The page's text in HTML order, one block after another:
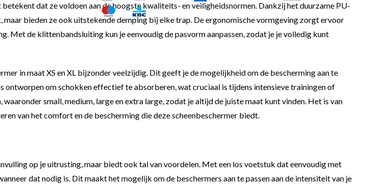
dat ze voldoen aan de hoogste kwaliteits- en veiligheidsnormen. Dankzij het duurzame PU-
bieden ze ook uitstekende demping bij elke trap. De ergonomische vormgeving zorgt ervoor
Met de klittenbandsluiting kun je eenvoudig de pasvorm aanpassen, zodat je je volledig kunt
in maat XS en XL bijzonder veelzijdig. Dit geeft je de mogelijkheid om de bescherming aan te
ontworpen om schokken effectief te absorberen, wat cruciaal is tijdens intensieve trainingen of
small, medium, large en extra large, zodat je altijd de juiste maat kunt vinden. Het is van
van het comfort en de bescherming die deze scheenbeschermer biedt.
op je uitrusting, maar biedt ook tal van voordelen. Met een los voetstuk dat eenvoudig met
dat nodig is. Dit maakt het mogelijk om de beschermers aan te passen aan de intensiteit van je